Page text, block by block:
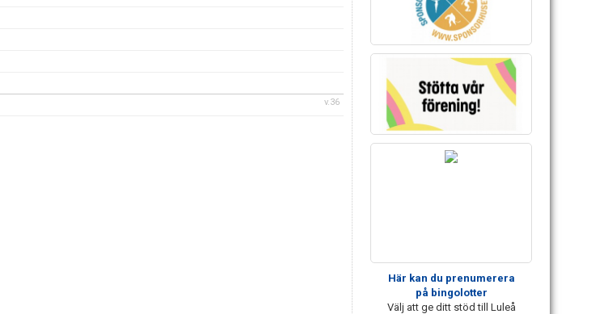
v.36
Här kan du prenumerera
på bingolotter
Välj att ge ditt stöd till Luleå